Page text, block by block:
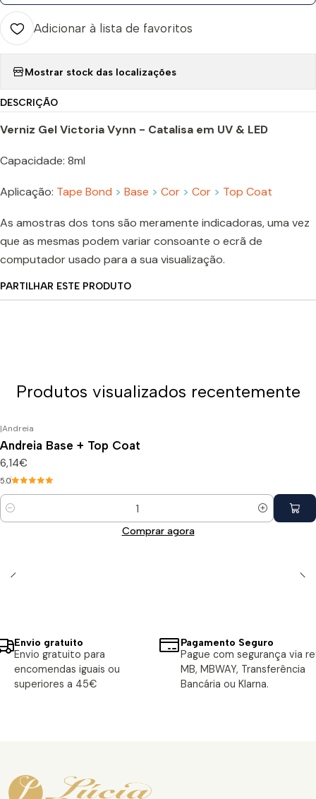
Adicionar à lista de favoritos
Mostrar stock das localizações
DESCRIÇÃO
Verniz Gel Victoria Vynn - Catalisa em UV & LED
Capacidade: 8ml
Aplicação: Tape Bond > Base > Cor > Cor > Top Coat
As amostras dos tons são meramente indicadoras, uma vez
que as mesmas podem variar consoante o ecrã de
computador usado para a sua visualização.
PARTILHAR ESTE PRODUTO
Produtos visualizados recentemente
|Andreia
Andreia Base + Top Coat
6,14€
5.0
Quantidade
Comprar agora
Envio gratuito
Envio gratuito para
encomendas iguais ou
superiores a 45€
Pagamento Seguro
Pague com segurança via
MB, MBWAY, Transferência
Bancária ou Klarna.